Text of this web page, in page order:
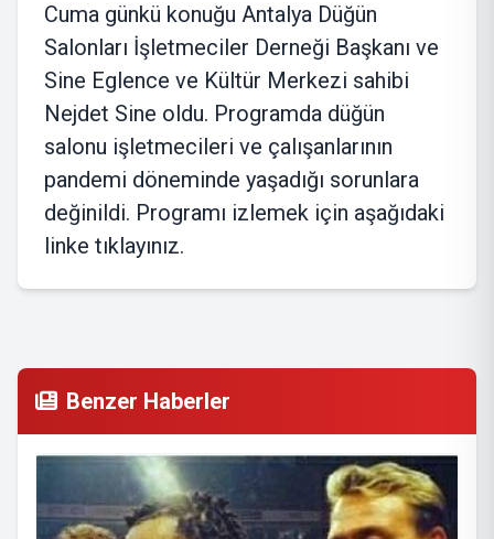
Cuma günkü konuğu Antalya Düğün
Salonları İşletmeciler Derneği Başkanı ve
Sine Eglence ve Kültür Merkezi sahibi
Nejdet Sine oldu. Programda düğün
salonu işletmecileri ve çalışanlarının
pandemi döneminde yaşadığı sorunlara
değinildi. Programı izlemek için aşağıdaki
linke tıklayınız.
Benzer Haberler